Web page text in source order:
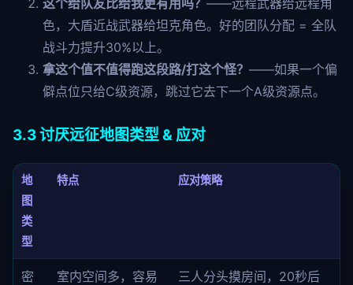
这个给队友比给我更有用吗？ ——远程武器给远程角
色，大盾近战武器给坦克角色。好的团队分配 = 全队
战斗力提升30%以上。
拿这个值不值得跑这段路/打这个怪？ ——如果一个偏
僻点位只给C级资源，跳过它去下一个A级资源点。
3.3 讨厌远征地图类型 & 应对
地
图
类
型
特点 应对策略
密
室内空间多，容易
三人分头摸房间，20秒后